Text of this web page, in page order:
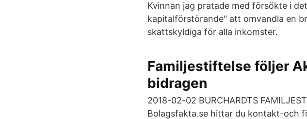
Kvinnan jag pratade med försökte i
kapitalförstörande" att omvandla en
skattskyldiga för alla inkomster.
Familjestiftelse följer
bidragen
2018-02-02 BURCHARDTS
Bolagsfakta.se hittar du kontakt-och